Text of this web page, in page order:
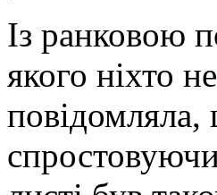
Із ранковою
якого ніхто
повідомляла,